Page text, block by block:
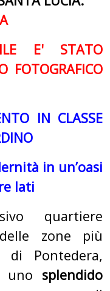
E' STATO
FOTOGRAFICO
IN CLASSE
in un’oasi
lati
quartiere
zone più
di Pontedera,
uno splendido